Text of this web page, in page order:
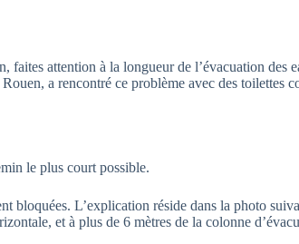
faites attention à la longueur de l’évacuation des
a rencontré ce problème avec des toilettes
le plus court possible.
bloquées. L’explication réside dans la photo
et à plus de 6 mètres de la colonne